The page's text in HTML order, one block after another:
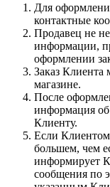
Для
контактные
Продавец не
информации,
оформлении
Заказ
магазине.
После
информация об
Клиенту.
Если Клиентом
большем, чем
информирует
сообщения по